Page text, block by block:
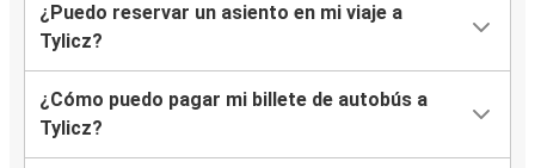
¿Puedo reservar un asiento en mi viaje a
Tylicz?
¿Cómo puedo pagar mi billete de autobús a
Tylicz?